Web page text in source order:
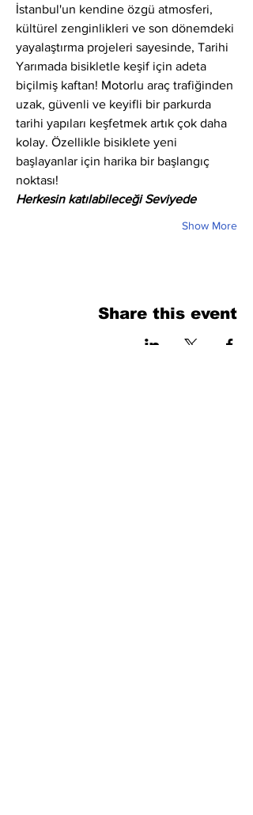
İstanbul'un kendine özgü atmosferi,
kültürel zenginlikleri ve son dönemdeki
yayalaştırma projeleri sayesinde, Tarihi
Yarımada bisikletle keşif için adeta
biçilmiş kaftan! Motorlu araç trafiğinden
uzak, güvenli ve keyifli bir parkurda
tarihi yapıları keşfetmek artık çok daha
kolay. Özellikle bisiklete yeni
başlayanlar için harika bir başlangıç
noktası!
Herkesin katılabileceği Seviyede
Show More
Share this event